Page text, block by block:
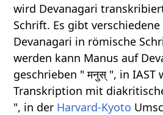
wird Devanagari
Schrift. Es gibt
Devanagari in römische
werden kann Manus auf
geschrieben " मनुस् ", in IAST
Transkription mit
", in der Harvard-Kyoto